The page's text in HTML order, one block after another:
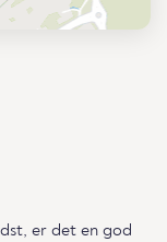
er det en god